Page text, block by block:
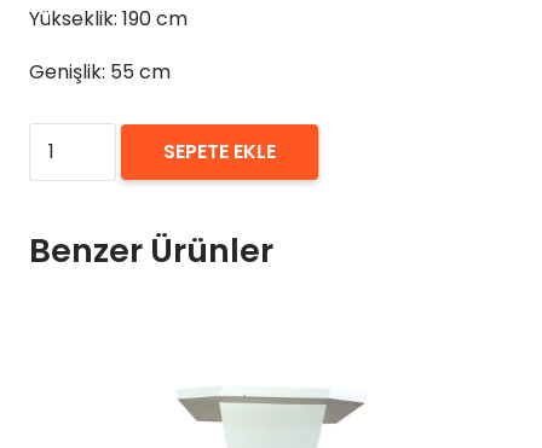
Yükseklik: 190 cm
Genişlik: 55 cm
₺0,00
Demir
Ayaklı
Panosu
SEPETE EKLE
Benzer Ürünler